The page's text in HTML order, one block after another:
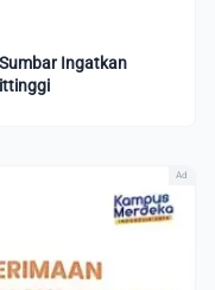
Ingatkan
Ad